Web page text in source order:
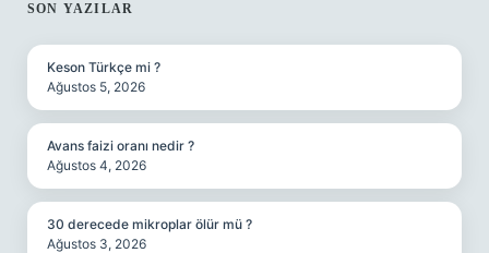
SIDEBAR
SON YAZILAR
Keson Türkçe mi ?
Ağustos 5, 2026
Avans faizi oranı nedir ?
Ağustos 4, 2026
30 derecede mikroplar ölür mü ?
Ağustos 3, 2026